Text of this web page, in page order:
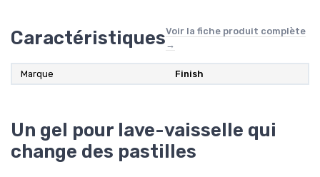
CaractéristiquesVoir la fiche produit complète
→
Marque Finish
Un gel pour lave-vaisselle qui
change des pastilles